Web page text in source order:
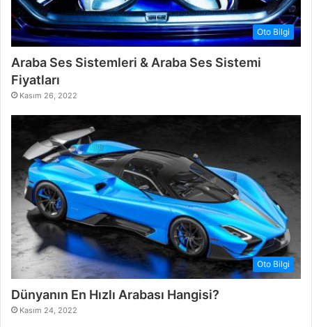
Oto Bilgi
Araba Ses Sistemleri & Araba Ses Sistemi
Fiyatları
Kasım 26, 2022
Oto Bilgi
Dünyanın En Hızlı Arabası Hangisi?
Kasım 24, 2022